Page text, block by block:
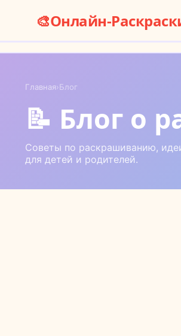
🎨Онлайн-
Главная›Блог
📝 Блог о
Советы по раскрашиванию,
для детей и родителей.